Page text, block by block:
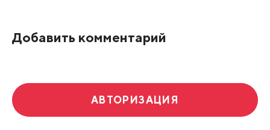
Добавить комментарий
АВТОРИЗАЦИЯ